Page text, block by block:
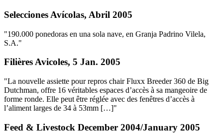
Selecciones Avícolas, Abril 2005
"190.000 ponedoras en una sola nave, en Granja Padrino Vilela,
S.A."
Filières Avicoles, 5 Jan. 2005
"La nouvelle assiette pour repros chair Fluxx Breeder 360 de Big
Dutchman, offre 16 véritables espaces d’accès à sa mangeoire de
forme ronde. Elle peut être réglée avec des fenêtres d’accès à
l’aliment larges de 34 à 53mm […]"
Feed & Livestock December 2004/January 2005